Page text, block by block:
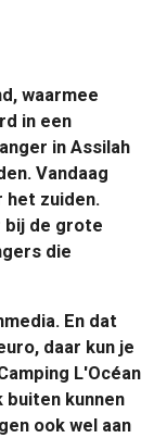
waarmee
in een
in Assilah
Vandaag
het zuiden.
bij de grote
die
En dat
daar kun je
L'Océan
buiten kunnen
ook wel aan